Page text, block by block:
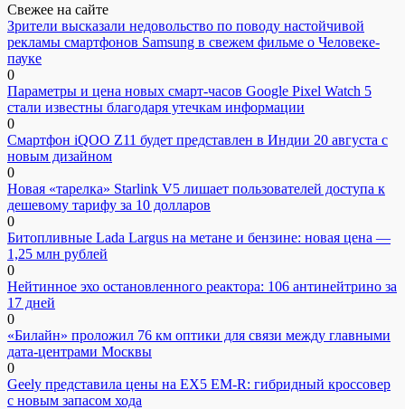
Свежее на сайте
Зрители высказали недовольство по поводу настойчивой
рекламы смартфонов Samsung в свежем фильме о Человеке-
пауке
0
Параметры и цена новых смарт-часов Google Pixel Watch 5
стали известны благодаря утечкам информации
0
Смартфон iQOO Z11 будет представлен в Индии 20 августа с
новым дизайном
0
Новая «тарелка» Starlink V5 лишает пользователей доступа к
дешевому тарифу за 10 долларов
0
Битопливные Lada Largus на метане и бензине: новая цена —
1,25 млн рублей
0
Нейтинное эхо остановленного реактора: 106 антинейтрино за
17 дней
0
«Билайн» проложил 76 км оптики для связи между главными
дата-центрами Москвы
0
Geely представила цены на EX5 EM-R: гибридный кроссовер
с новым запасом хода